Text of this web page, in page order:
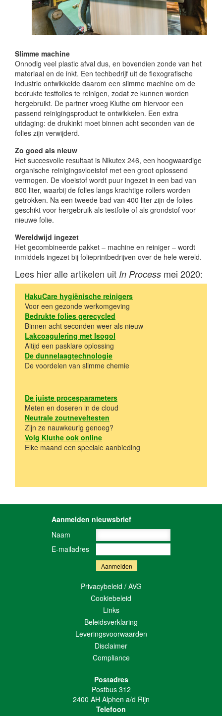
Slimme machine
Onnodig veel plastic afval dus, en bovendien zonde van het
materiaal en de inkt. Een techbedrijf uit de flexografische
industrie ontwikkelde daarom een slimme machine om de
bedrukte testfolies te reinigen, zodat ze kunnen worden
hergebruikt. De partner vroeg Kluthe om hiervoor een
passend reinigingsproduct te ontwikkelen. Een extra
uitdaging: de drukinkt moet binnen acht seconden van de
folies zijn verwijderd.
Zo goed als nieuw
Het succesvolle resultaat is Nikutex 246, een hoogwaardige
organische reinigingsvloeistof met een groot oplossend
vermogen. De vloeistof wordt puur ingezet in een bad van
800 liter, waarbij de folies langs krachtige rollers worden
getrokken. Na een tweede bad van 400 liter zijn de folies
geschikt voor hergebruik als testfolie of als grondstof voor
nieuwe folie.
Wereldwijd ingezet
Het gecombineerde pakket – machine en reiniger – wordt
inmiddels ingezet bij folieprintbedrijven over de hele wereld.
Lees hier alle artikelen uit In Process mei 2020:
HakuCare hygiënische reinigers
Voor een gezonde werkomgeving
Bedrukte folies gerecycled
Binnen acht seconden weer als nieuw
Lakcoagulering met Isogol
Altijd een pasklare oplossing
De dunnelaagtechnologie
De voordelen van slimme chemie
De juiste procesparameters
Meten en doseren in de cloud
Neutrale zoutneveltesten
Zijn ze nauwkeurig genoeg?
Volg Kluthe ook online
Elke maand een speciale aanbieding
Aanmelden nieuwsbrief
Naam
E-mailadres
Privacybeleid / AVG
Cookiebeleid
Links
Beleidsverklaring
Leveringsvoorwaarden
Disclaimer
Compliance
Postadres
Postbus 312
2400 AH Alphen a/d Rijn
Telefoon